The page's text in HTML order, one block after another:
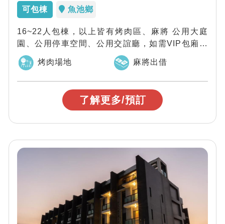
可包棟 魚池鄉
16~22人包棟，以上皆有烤肉區、麻將 公用大庭
園、公用停車空間、公用交誼廳，如需VIP包廂需
額外多收$4000元，緊鄰澀水森林...
烤肉場地 麻將出借
了解更多/預訂